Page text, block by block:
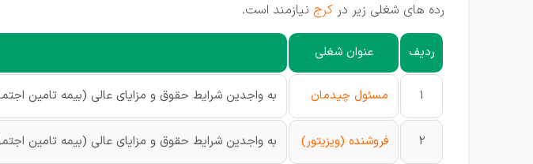
رده های شغلی زیر در کرج نیازمند است.
ردیف عنوان شغلی
1 مسئول چیدمان به واجدین شرایط حقوق و مزایای عالی (بیمه تامین
2 فروشنده (ویزیتور) به واجدین شرایط حقوق و مزایای عالی (بیمه تامین